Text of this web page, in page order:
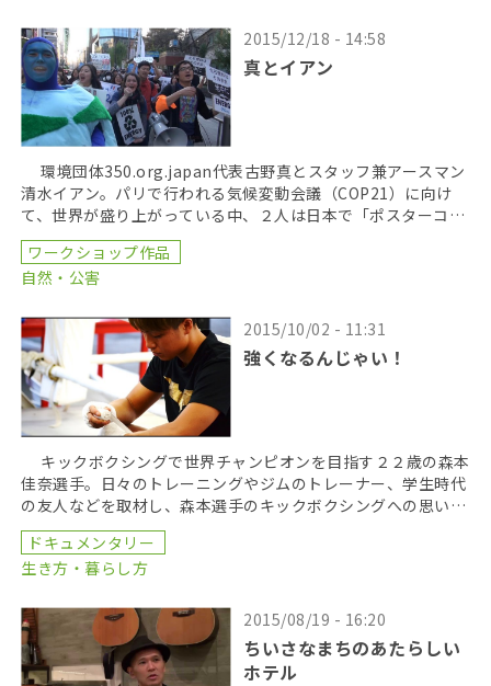
2015/12/18 - 14:58
真とイアン
環境団体350.org.japan代表古野真とスタッフ兼アースマン
清水イアン。パリで行われる気候変動会議（COP21）に向け
て、世界が盛り上がっている中、２人は日本で「ポスターコン
ペティション」を企画した。 企画 […]
ワークショップ作品
自然・公害
2015/10/02 - 11:31
強くなるんじゃい！
キックボクシングで世界チャンピオンを目指す２２歳の森本
佳奈選手。日々のトレーニングやジムのトレーナー、学生時代
の友人などを取材し、森本選手のキックボクシングへの思いに
せまる。そして９月１２日、森本選手はプロデビュー戦 […]
ドキュメンタリー
生き方・暮らし方
2015/08/19 - 16:20
ちいさなまちのあたらしい
ホテル